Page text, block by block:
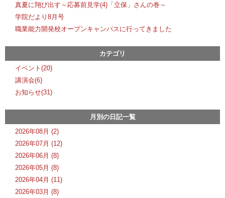
真夏に翔び出す～応募前見学(4)「立保」さんの巻～
学院だより8月号
職業能力開発校オープンキャンパスに行ってきました
カテゴリ
イベント(20)
講演会(6)
お知らせ(31)
月別の日記一覧
2026年08月 (2)
2026年07月 (12)
2026年06月 (8)
2026年05月 (8)
2026年04月 (11)
2026年03月 (8)